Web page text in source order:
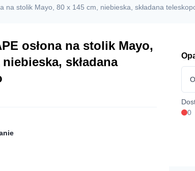
Higiena i dezynfekcja
na stolik Mayo, 80 x 145 cm, niebieska, składana
osłona na stolik Mayo,
składana
0